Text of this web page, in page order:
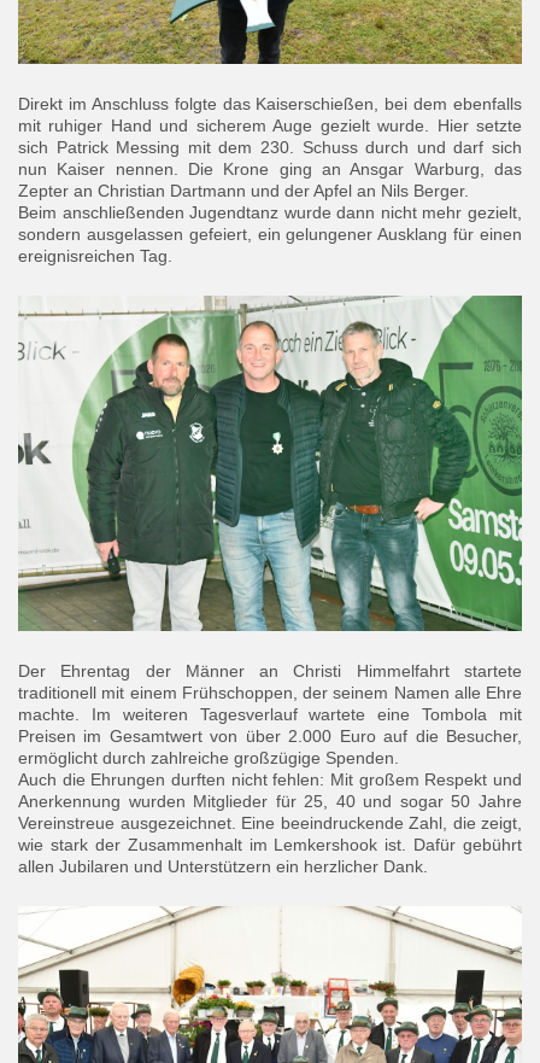
Direkt im Anschluss folgte das Kaiserschießen, bei dem ebenfalls
mit ruhiger Hand und sicherem Auge gezielt wurde. Hier setzte
sich Patrick Messing mit dem 230. Schuss durch und darf sich
nun Kaiser nennen. Die Krone ging an Ansgar Warburg, das
Zepter an Christian Dartmann und der Apfel an Nils Berger.
Beim anschließenden Jugendtanz wurde dann nicht mehr gezielt,
sondern ausgelassen gefeiert, ein gelungener Ausklang für einen
ereignisreichen Tag.
Der Ehrentag der Männer an Christi Himmelfahrt startete
traditionell mit einem Frühschoppen, der seinem Namen alle Ehre
machte. Im weiteren Tagesverlauf wartete eine Tombola mit
Preisen im Gesamtwert von über 2.000 Euro auf die Besucher,
ermöglicht durch zahlreiche großzügige Spenden.
Auch die Ehrungen durften nicht fehlen: Mit großem Respekt und
Anerkennung wurden Mitglieder für 25, 40 und sogar 50 Jahre
Vereinstreue ausgezeichnet. Eine beeindruckende Zahl, die zeigt,
wie stark der Zusammenhalt im Lemkershook ist. Dafür gebührt
allen Jubilaren und Unterstützern ein herzlicher Dank.